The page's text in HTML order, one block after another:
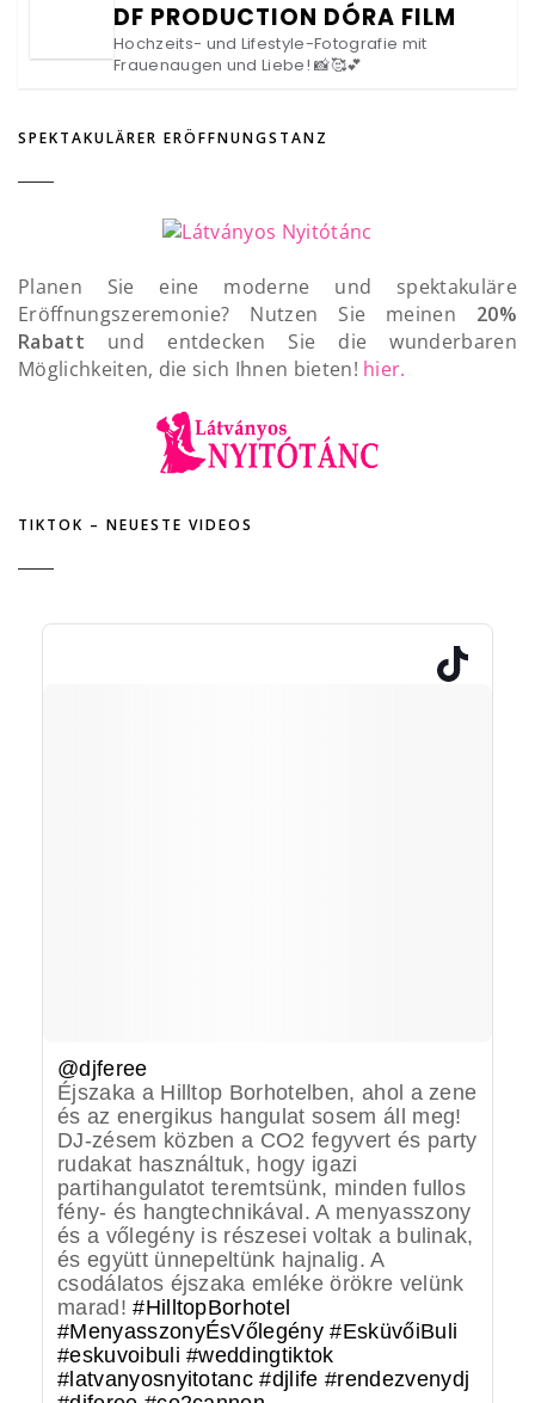
DF PRODUCTION DÓRA FILM
Hochzeits- und Lifestyle-Fotografie mit
Frauenaugen und Liebe! 📸🥰💕
SPEKTAKULÄRER ERÖFFNUNGSTANZ
Planen Sie eine moderne und spektakuläre
Eröffnungszeremonie? Nutzen Sie meinen 20%
Rabatt und entdecken Sie die wunderbaren
Möglichkeiten, die sich Ihnen bieten! hier.
TIKTOK – NEUESTE VIDEOS
@djferee
Éjszaka a Hilltop Borhotelben, ahol a zene
és az energikus hangulat sosem áll meg!
DJ-zésem közben a CO2 fegyvert és party
rudakat használtuk, hogy igazi
partihangulatot teremtsünk, minden fullos
fény- és hangtechnikával. A menyasszony
és a vőlegény is részesei voltak a bulinak,
és együtt ünnepeltünk hajnalig. A
csodálatos éjszaka emléke örökre velünk
marad!#HilltopBorhotel
#MenyasszonyÉsVőlegény #EsküvőiBuli
#eskuvoibuli #weddingtiktok
#latvanyosnyitotanc #djlife #rendezvenydj